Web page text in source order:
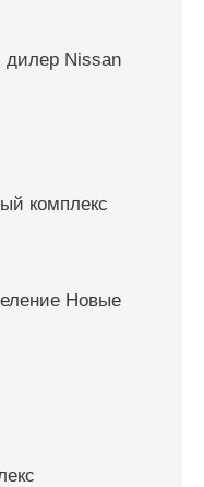
Nissan
комплекс
Новые